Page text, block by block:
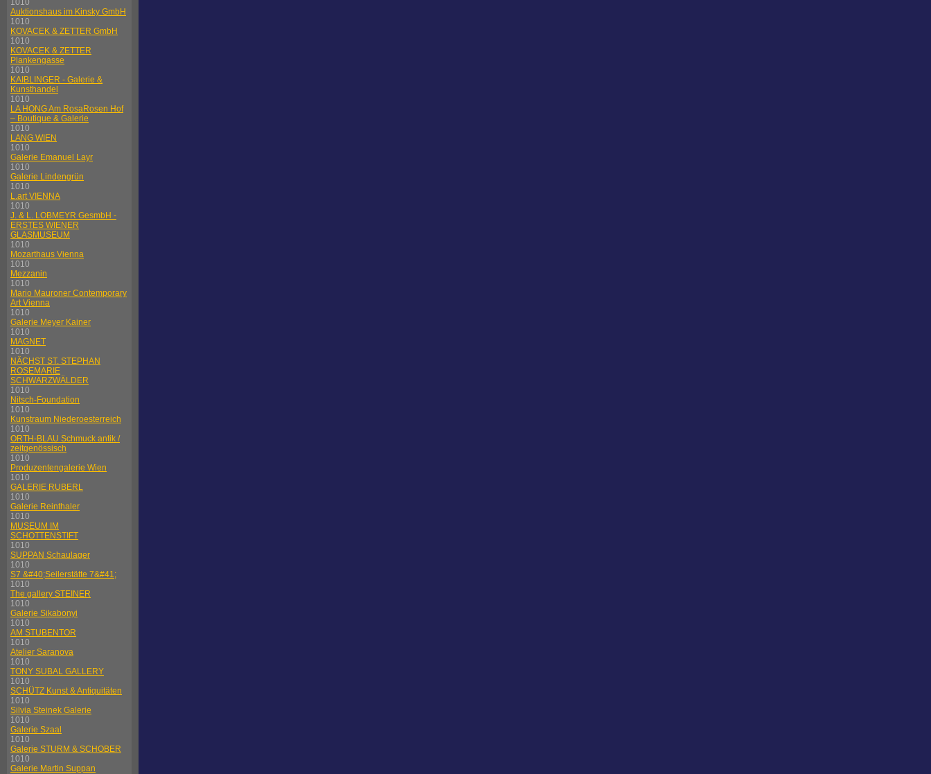
1010
Auktionshaus im Kinsky GmbH
1010
KOVACEK & ZETTER GmbH
1010
KOVACEK & ZETTER
Plankengasse
1010
KAIBLINGER - Galerie &
Kunsthandel
1010
LA HONG Am RosaRosen Hof
– Boutique & Galerie
1010
LANG WIEN
1010
Galerie Emanuel Layr
1010
Galerie Lindengrün
1010
L.art VIENNA
1010
J. & L. LOBMEYR GesmbH -
ERSTES WIENER
GLASMUSEUM
1010
Mozarthaus Vienna
1010
Mezzanin
1010
Mario Mauroner Contemporary
Art Vienna
1010
Galerie Meyer Kainer
1010
MAGNET
1010
NÄCHST ST. STEPHAN
ROSEMARIE
SCHWARZWÄLDER
1010
Nitsch-Foundation
1010
Kunstraum Niederoesterreich
1010
ORTH-BLAU Schmuck antik /
zeitgenössisch
1010
Produzentengalerie Wien
1010
GALERIE RUBERL
1010
Galerie Reinthaler
1010
MUSEUM IM
SCHOTTENSTIFT
1010
SUPPAN Schaulager
1010
S7 &#40;Seilerstätte 7&#41;
1010
The gallery STEINER
1010
Galerie Sikabonyi
1010
AM STUBENTOR
1010
Atelier Saranova
1010
TONY SUBAL GALLERY
1010
SCHÜTZ Kunst & Antiquitäten
1010
Silvia Steinek Galerie
1010
Galerie Szaal
1010
Galerie STURM & SCHOBER
1010
Galerie Martin Suppan